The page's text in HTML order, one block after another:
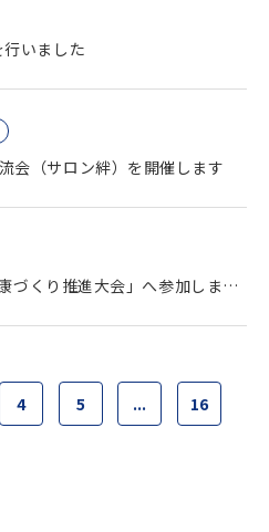
いました
会（サロン絆）を開催します
12月14日「第44回中津市健康づくり推進大会」へ参加しました
4 5 ... 16